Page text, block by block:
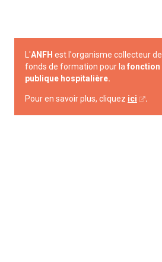
L'ANFH est l'organisme collecteur de
fonds de formation pour lafonction
publique hospitalière.
Pour en savoir plus, cliquez ici .